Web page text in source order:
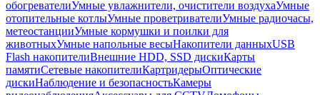
обогревателиУмные увлажнители, очистители воздухаУмные
отопительные котлыУмные проветривателиУмные радиочасы,
метеостанцииУмные кормушки и поилки для
животныхУмные напольные весыНакопители данныхUSB
Flash накопителиВнешние HDD, SSD дискиКарты
памятиСетевые накопителиКартридерыОптические
дискиНаблюдение и безопасностьКамеры